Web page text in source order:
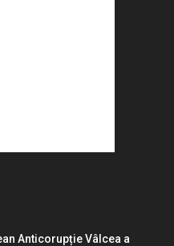
Anticorupție Vâlcea a